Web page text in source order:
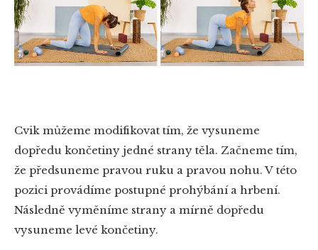
Cvik můžeme modifikovat tím, že vysuneme
dopředu končetiny jedné strany těla. Začneme tím,
že předsuneme pravou ruku a pravou nohu. V této
pozici provádíme postupné prohýbání a hrbení.
Následně vyměníme strany a mírně dopředu
vysuneme levé končetiny.